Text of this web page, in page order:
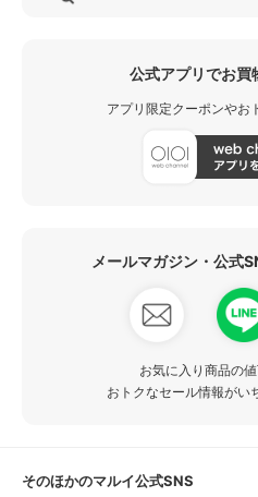
公式アプリでお買
アプリ限定クーポンやお
メールマガジン・公式
お気に入り商品の
おトクなセール情報がい
そのほかのマルイ公式SNS